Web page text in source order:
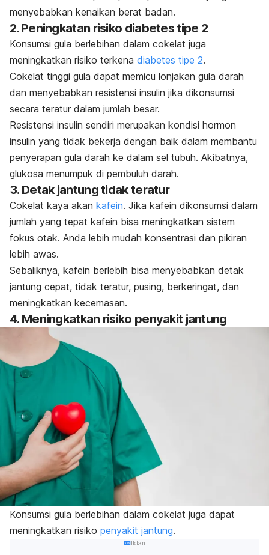
menyebabkan kenaikan berat badan.
2. Peningkatan risiko diabetes tipe 2
Konsumsi gula berlebihan dalam cokelat juga
meningkatkan risiko terkena diabetes tipe 2.
Cokelat tinggi gula dapat memicu lonjakan gula darah
dan menyebabkan resistensi insulin jika dikonsumsi
secara teratur dalam jumlah besar.
Resistensi insulin sendiri merupakan kondisi hormon
insulin yang tidak bekerja dengan baik dalam membantu
penyerapan gula darah ke dalam sel tubuh. Akibatnya,
glukosa menumpuk di pembuluh darah.
3. Detak jantung tidak teratur
Cokelat kaya akan kafein. Jika kafein dikonsumsi dalam
jumlah yang tepat kafein bisa meningkatkan sistem
fokus otak. Anda lebih mudah konsentrasi dan pikiran
lebih awas.
Sebaliknya, kafein berlebih bisa menyebabkan detak
jantung cepat, tidak teratur, pusing, berkeringat, dan
meningkatkan kecemasan.
4. Meningkatkan risiko penyakit jantung
Konsumsi gula berlebihan dalam cokelat juga dapat
meningkatkan risiko penyakit jantung.
Iklan